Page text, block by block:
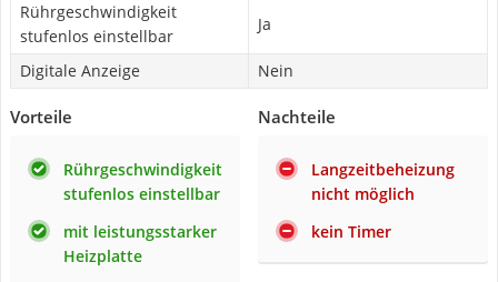
Rührgeschwindigkeit
stufenlos einstellbar
Ja
Digitale Anzeige Nein
Vorteile
Rührgeschwindigkeit
stufenlos einstellbar
mit leistungsstarker
Heizplatte
Nachteile
Langzeitbeheizung
nicht möglich
kein Timer